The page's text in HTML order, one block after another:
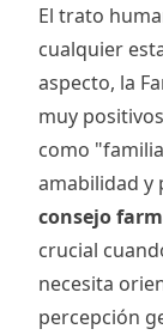
El trato
cualquier
aspecto, la
muy
como
amabilidad y
consejo
crucial
necesita
percepción